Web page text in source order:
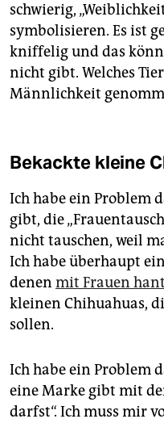
schwierig,
symbolisieren. Es ist
kniffelig und das
nicht gibt. Welches
Männlichkeit
Bekackte kleine
Ich habe ein Problem
gibt, die
nicht tauschen, weil
Ich habe überhaupt
denen mit Frauen
kleinen Chihuahuas,
sollen.
Ich habe ein Problem
eine Marke gibt mit
darfst“. Ich muss mir